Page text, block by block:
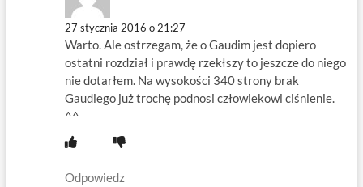
27 stycznia 2016 o 21:27
Warto. Ale ostrzegam, że o Gaudim jest dopiero
ostatni rozdział i prawdę rzekłszy to jeszcze do niego
nie dotarłem. Na wysokości 340 strony brak
Gaudiego już trochę podnosi człowiekowi ciśnienie.
^^
Odpowiedz